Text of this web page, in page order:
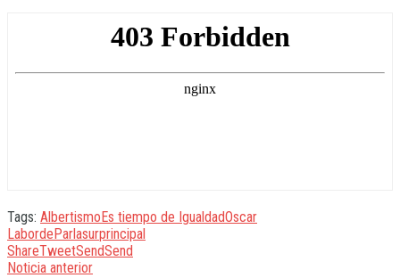
Tags: AlbertismoEs tiempo de IgualdadOscar
LabordeParlasurprincipal
ShareTweetSendSend
Noticia anterior